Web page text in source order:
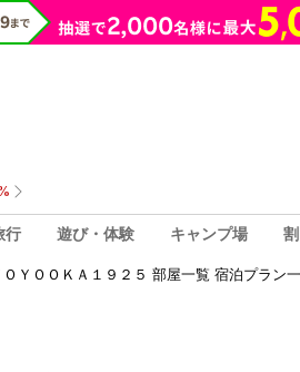
行 遊び・体験 キャンプ場
ＯＹＯＯＫＡ１９２５ 部屋一覧 宿泊プラン